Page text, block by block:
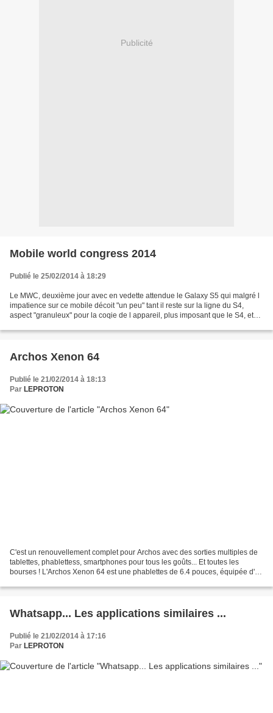
Publicité
Mobile world congress 2014
Publié le 25/02/2014 à 18:29
Le MWC, deuxième jour avec en vedette attendue le Galaxy S5 qui malgré l
impatience sur ce mobile décoit "un peu" tant il reste sur la ligne du S4,
aspect "granuleux" pour la coqie de l appareil, plus imposant que le S4, et
Archos Xenon 64
Publié le 21/02/2014 à 18:13
Par LEPROTON
C'est un renouvellement complet pour Archos avec des sorties multiples de
tablettes, phablettess, smartphones pour tous les goûts... Et toutes les
bourses ! L'Archos Xenon 64 est une phablettes de 6.4 pouces, équipée d'un
Whatsapp... Les applications similaires ...
Publié le 21/02/2014 à 17:16
Par LEPROTON